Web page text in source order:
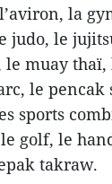
la
judo, le
muay thaï,
le
sports
golf, le
takraw.